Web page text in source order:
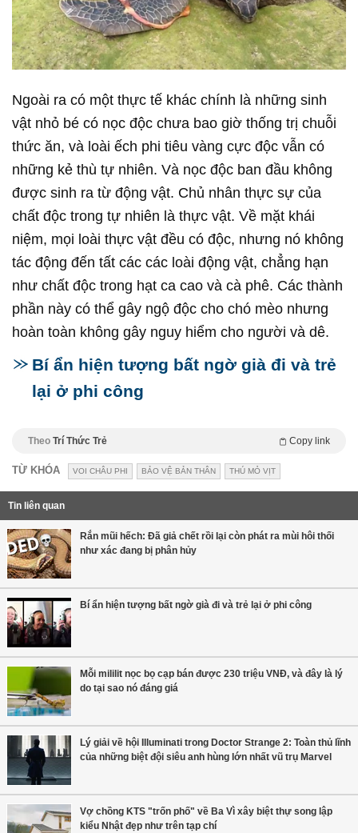
Ngoài ra có một thực tế khác chính là những sinh
vật nhỏ bé có nọc độc chưa bao giờ thống trị chuỗi
thức ăn, và loài ếch phi tiêu vàng cực độc vẫn có
những kẻ thù tự nhiên. Và nọc độc ban đầu không
được sinh ra từ động vật. Chủ nhân thực sự của
chất độc trong tự nhiên là thực vật. Về mặt khái
niệm, mọi loài thực vật đều có độc, nhưng nó không
tác động đến tất các các loài động vật, chẳng hạn
như chất độc trong hạt ca cao và cà phê. Các thành
phần này có thể gây ngộ độc cho chó mèo nhưng
hoàn toàn không gây nguy hiểm cho người và dê.
Bí ẩn hiện tượng bất ngờ già đi và trẻ
lại ở phi công
Theo Trí Thức Trẻ Copy link
TỪ KHÓA VOI CHÂU PHI BẢO VỆ BẢN THÂN THÚ MỎ VỊT
Tin liên quan
Rắn mũi hếch: Đã giả chết rồi lại còn phát ra mùi hôi thối
như xác đang bị phân hủy
Bí ẩn hiện tượng bất ngờ già đi và trẻ lại ở phi công
Mỗi mililit nọc bọ cạp bán được 230 triệu VNĐ, và đây là lý
do tại sao nó đáng giá
Lý giải về hội Illuminati trong Doctor Strange 2: Toàn thủ lĩnh
của những biệt đội siêu anh hùng lớn nhất vũ trụ Marvel
Vợ chồng KTS "trốn phố" về Ba Vì xây biệt thự song lập
kiểu Nhật đẹp như trên tạp chí